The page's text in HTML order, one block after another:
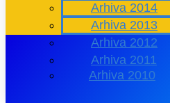
Arhiva 2014
Arhiva 2013
Arhiva 2012
Arhiva 2011
Arhiva 2010